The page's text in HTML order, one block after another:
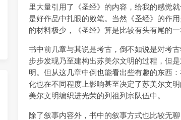
里大量引用了《圣经》的内容，给我的感觉
是好作品中扎眼的败笔。当然《圣经》的作
的材料极少，《圣经》算是比较有头有尾的一
书中前几章与其说是考古，倒不如说是对考
步步发现乃至建构出苏美尔文明的过程，但
明。但从这几章中倒也能看出些有趣的东西
化也在不同程度上影响甚至决定了苏美尔文
美尔文明编织进光荣的列祖列宗队伍中。
除了叙事内容外，书中的叙事方式也比较无